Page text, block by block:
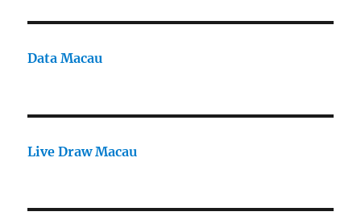
Data Macau
Live Draw Macau